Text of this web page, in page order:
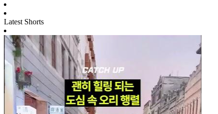
Latest Shorts